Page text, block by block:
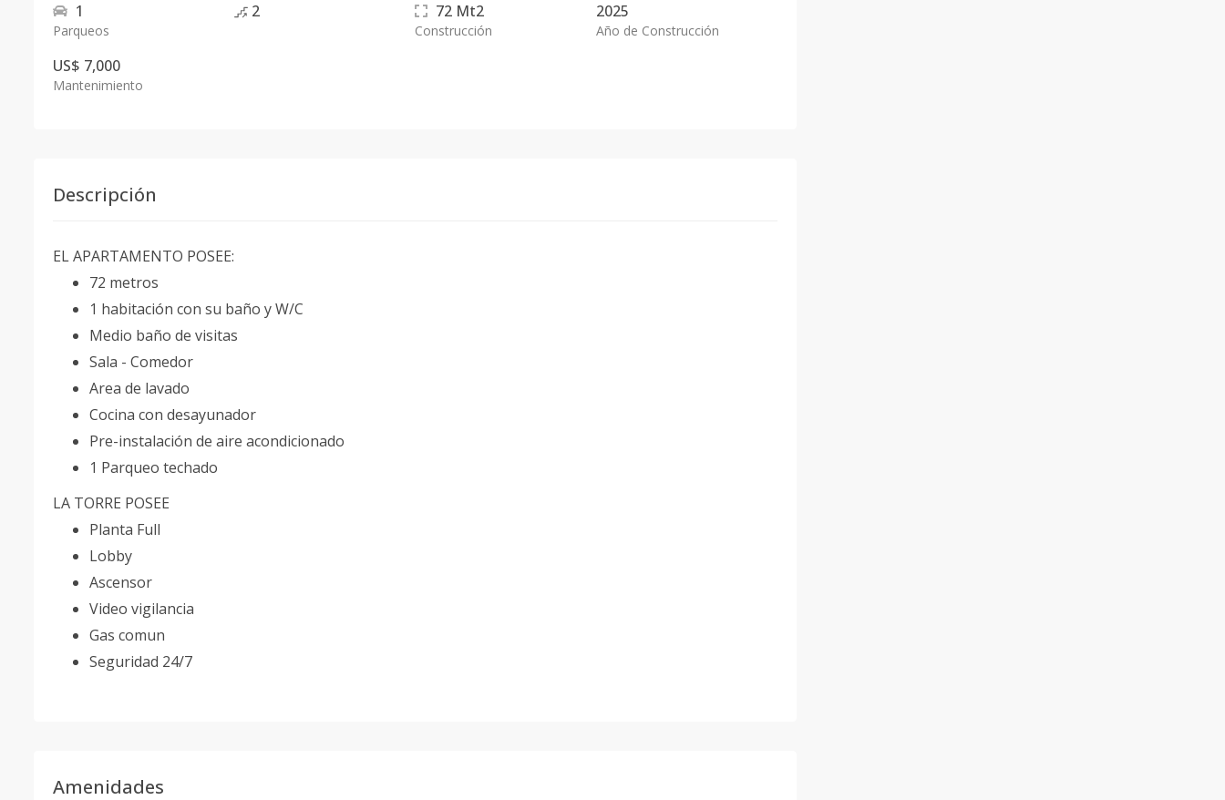
1
Parqueos
2 72 Mt2
Construcción
2025
Año de Construcción
US$ 7,000
Mantenimiento
Descripción
EL APARTAMENTO POSEE:
72 metros
1 habitación con su baño y W/C
Medio baño de visitas
Sala - Comedor
Area de lavado
Cocina con desayunador
Pre-instalación de aire acondicionado
1 Parqueo techado
LA TORRE POSEE
Planta Full
Lobby
Ascensor
Video vigilancia
Gas comun
Seguridad 24/7
Amenidades